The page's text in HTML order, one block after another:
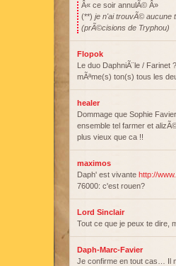
Â« ce soir annulÃ© Â»
(**) je n'ai trouvÃ© aucune
(prÃ©cisions de Tryphou)
Flopok
Le duo DaphniÃ¨le /
mÃªme(s) ton(s) tous les
healer
Dommage que Sophie
ensemble tel farmer et
plus vieux que ca !!
maximos
Daph' est vivante http://
76000: c'est rouen?
Lord Sinclair
Tout ce que je peux te dire,
Daph-Marc-Favier
Je confirme en tout cas… Il